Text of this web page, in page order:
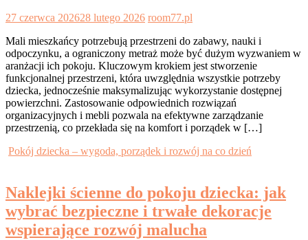
27 czerwca 202628 lutego 2026 room77.pl
Mali mieszkańcy potrzebują przestrzeni do zabawy, nauki i
odpoczynku, a ograniczony metraż może być dużym wyzwaniem w
aranżacji ich pokoju. Kluczowym krokiem jest stworzenie
funkcjonalnej przestrzeni, która uwzględnia wszystkie potrzeby
dziecka, jednocześnie maksymalizując wykorzystanie dostępnej
powierzchni. Zastosowanie odpowiednich rozwiązań
organizacyjnych i mebli pozwala na efektywne zarządzanie
przestrzenią, co przekłada się na komfort i porządek w […]
Pokój dziecka – wygoda, porządek i rozwój na co dzień
Naklejki ścienne do pokoju dziecka: jak
wybrać bezpieczne i trwałe dekoracje
wspierające rozwój malucha